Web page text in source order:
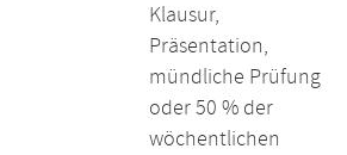
Klausur,
Präsentation,
mündliche Prüfung
oder 50 % der
wöchentlichen